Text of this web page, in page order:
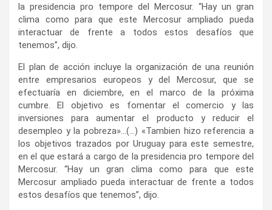
la presidencia pro tempore del Mercosur. “Hay un gran
clima como para que este Mercosur ampliado pueda
interactuar de frente a todos estos desafíos que
tenemos”, dijo.
El plan de acción incluye la organización de una reunión
entre empresarios europeos y del Mercosur, que se
efectuaría en diciembre, en el marco de la próxima
cumbre. El objetivo es fomentar el comercio y las
inversiones para aumentar el producto y reducir el
desempleo y la pobreza»…(…) «Tambien hizo referencia a
los objetivos trazados por Uruguay para este semestre,
en el que estará a cargo de la presidencia pro tempore del
Mercosur. “Hay un gran clima como para que este
Mercosur ampliado pueda interactuar de frente a todos
estos desafíos que tenemos”, dijo.